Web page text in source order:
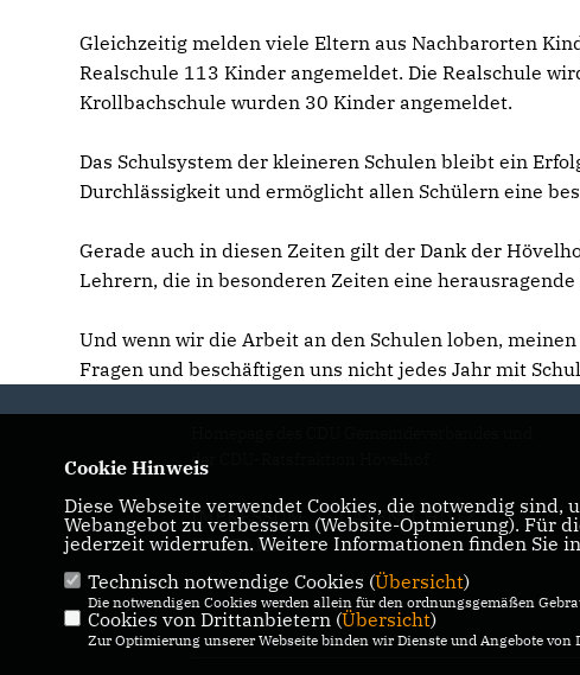
Gleichzeitig melden viele Eltern aus Nachbarorten
Realschule 113 Kinder angemeldet. Die Realschule
Krollbachschule wurden 30 Kinder angemeldet.
Das Schulsystem der kleineren Schulen bleibt ein
Durchlässigkeit und ermöglicht allen Schülern eine
Gerade auch in diesen Zeiten gilt der Dank der
Lehrern, die in besonderen Zeiten eine
Und wenn wir die Arbeit an den Schulen loben,
Fragen und beschäftigen uns nicht jedes Jahr mit
der CDU-Ratsfraktion Hövelhof
IMPRESSUM
DATENSCHUTZ
KONTAKT
Cookie Hinweis
Diese Webseite verwendet Cookies, die notwendig
Webangebot zu verbessern (Website-Optmierung). Für
jederzeit widerrufen. Weitere Informationen finden Sie
Technisch notwendige Cookies (Übersicht)
Die notwendigen Cookies werden allein für den ordnungsgemäßen
Cookies von Drittanbietern (Übersicht)
Zur Optimierung unserer Webseite binden wir Dienste und Angebote